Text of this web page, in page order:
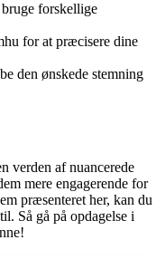
forskellige
for at præcisere dine
den ønskede stemning
verden af nuancerede
mere engagerende for
præsenteret her, kan du
Så gå på opdagelse i